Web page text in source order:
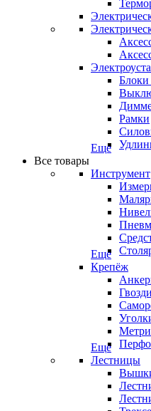
Блоки
Рамки
Еще
Все товары
Инструмент
Еще
Крепёж
Гвозди
Еще
Лестницы